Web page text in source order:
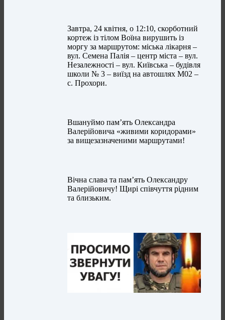
Завтра, 24 квітня, о 12:10, скорботний
кортеж із тілом Воїна вирушить із
моргу за маршрутом: міська лікарня –
вул. Семена Палія – центр міста – вул.
Незалежності – вул. Київська – будівля
школи № 3 – виїзд на автошлях М02 –
с. Прохори.
Вшануймо пам’ять Олександра
Валерійовича «живими коридорами»
за вищезазначеними маршрутами!
Вічна слава та пам’ять Олександру
Валерійовичу! Щирі співчуття рідним
та близьким.